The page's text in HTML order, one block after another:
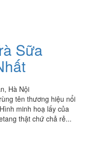
Sữa
Hà Nội
tên thương hiệu nổi
minh hoạ lấy của
thật chứ chả rẻ...